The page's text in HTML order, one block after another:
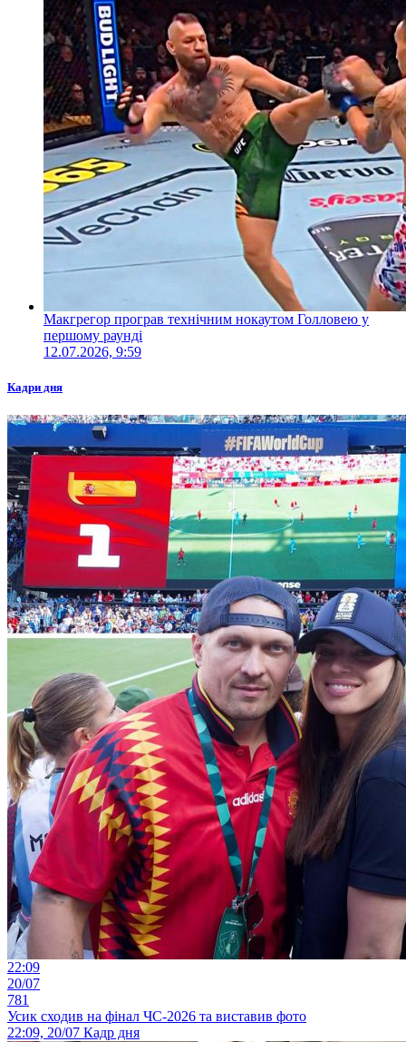
Макгрегор програв технічним нокаутом Голловею у
першому раунді
12.07.2026, 9:59
Кадри дня
22:09
20/07
781
Усик сходив на фінал ЧС-2026 та виставив фото
22:09, 20/07 Кадр дня